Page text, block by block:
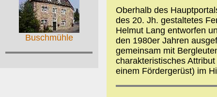
Buschmühle
Oberhalb des
des 20. Jh. gestaltetes
Helmut Lang entworfen
den 1980er Jahren
gemeinsam mit
charakteristisches
einem Fördergerüst) im